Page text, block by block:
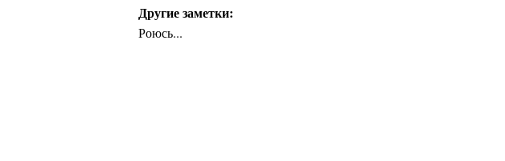
Другие заметки:
Роюсь...